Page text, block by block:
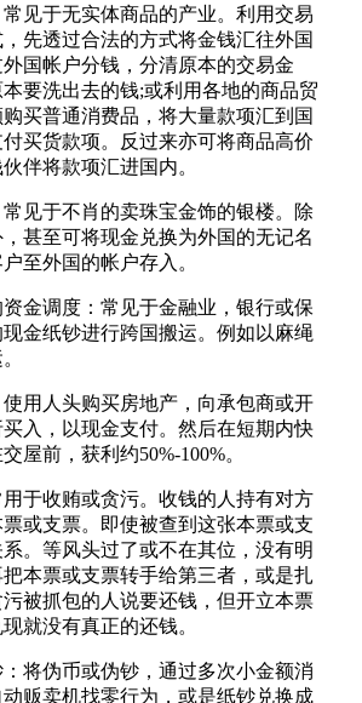
于无实体商品的产业。利用交易
先透过合法的方式将金钱汇往外国
国帐户分钱，分清原本的交易金
要洗出去的钱;或利用各地的商品贸
买普通消费品，将大量款项汇到国
买货款项。反过来亦可将商品高价
伴将款项汇进国内。
于不肖的卖珠宝金饰的银楼。除
甚至可将现金兑换为外国的无记名
至外国的帐户存入。
调度：常见于金融业，银行或保
金纸钞进行跨国搬运。例如以麻绳
人头购买房地产，向承包商或开
入，以现金支付。然后在短期内快
屋前，获利约50%-100%。
收贿或贪污。收钱的人持有对方
或支票。即使被查到这张本票或支
。等风头过了或不在其位，没有明
本票或支票转手给第三者，或是扎
被抓包的人说要还钱，但开立本票
就没有真正的还钱。
伪币或伪钞，通过多次小金额消
贩卖机找零行为，或是纸钞兑换成